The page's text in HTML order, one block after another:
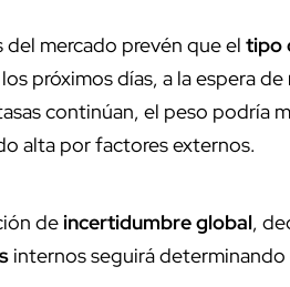
del mercado prevén que el tipo
próximos días, a la espera de
continúan, el peso podría
alta por factores externos.
deincertidumbre global,
internos seguirá determinando